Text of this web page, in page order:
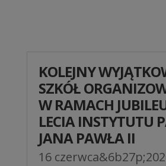
KOLEJNY
SZKÓŁ
W RAMACH
LECIA INSTYTUTU
JANA PAWŁA II
16